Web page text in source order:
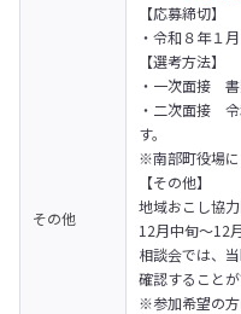
その他
【応募締切】
・令和８年１
【選考方法】
・一次面接　
・二次面接　
す。
※南部町役場に
【その他】
地域おこし協
12月中旬～12
相談会では、
確認することが
※参加希望の方